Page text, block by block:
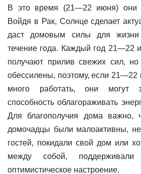
В это время (21—22 июня) они
Войдя в Рак, Солнце сделает
даст домовым силы для жизни
течение года. Каждый год 21—22
получают прилив свежих сил,
обессилены, поэтому, если 21—22
много работать, они могут
способность облагораживать
Для благополучия дома
домочадцы были малоактивны,
гостей, покидали свой дом или
между собой,
оптимистическое настроение.